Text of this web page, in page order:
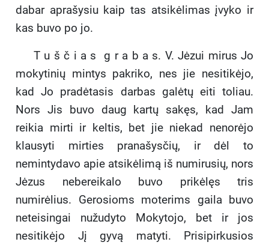
dabar aprašysiu kaip tas atsikėlimas įvyko ir
kas buvo po jo.
T u š č i a s g r a b a s. V. Jėzui mirus Jo
mokytinių mintys pakriko, nes jie nesitikėjo,
kad Jo pradėtasis darbas galėtų eiti toliau.
Nors Jis buvo daug kartų sakęs, kad Jam
reikia mirti ir keltis, bet jie niekad nenorėjo
klausyti mirties pranašysčių, ir dėl to
nemintydavo apie atsikėlimą iš numirusių, nors
Jėzus nebereikalo buvo prikėlęs tris
numirėlius. Gerosioms moterims gaila buvo
neteisingai nužudyto Mokytojo, bet ir jos
nesitikėjo Jį gyvą matyti. Prisipirkusios